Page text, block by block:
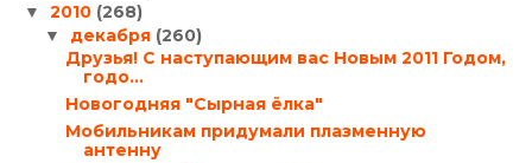
▼ 2010 (268)
▼ декабря (260)
Друзья! С наступающим вас Новым 2011 Годом,
годо...
Новогодняя "Сырная ёлка"
Мобильникам придумали плазменную
антенну